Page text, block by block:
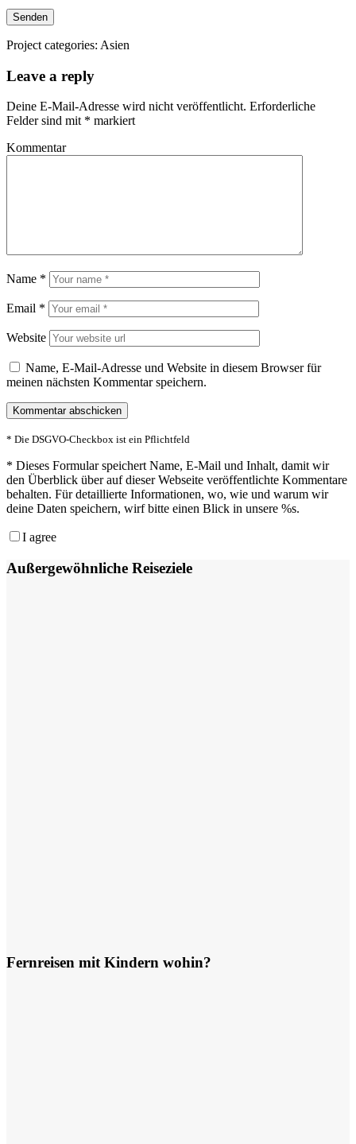
Senden
Project categories: Asien
Leave a reply
Deine E-Mail-Adresse wird nicht veröffentlicht. Erforderliche
Felder sind mit * markiert
Kommentar
Name *
Email *
Website
Name, E-Mail-Adresse und Website in diesem Browser für
meinen nächsten Kommentar speichern.
* Die DSGVO-Checkbox ist ein Pflichtfeld
* Dieses Formular speichert Name, E-Mail und Inhalt, damit wir
den Überblick über auf dieser Webseite veröffentlichte Kommentare
behalten. Für detaillierte Informationen, wo, wie und warum wir
deine Daten speichern, wirf bitte einen Blick in unsere %s.
I agree
Außergewöhnliche Reiseziele
Fernreisen mit Kindern wohin?